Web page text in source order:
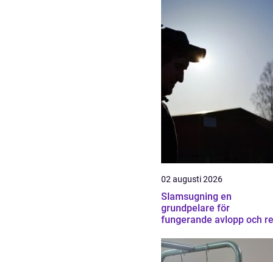
02 augusti 2026
Slamsugning en
grundpelare för
fungerande avlopp och